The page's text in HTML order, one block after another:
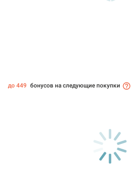
до 449 бонусов на следующие покупки